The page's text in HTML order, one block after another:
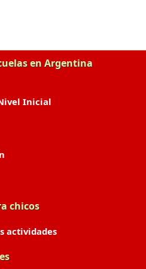
en Argentina
Inicial
chicos
actividades